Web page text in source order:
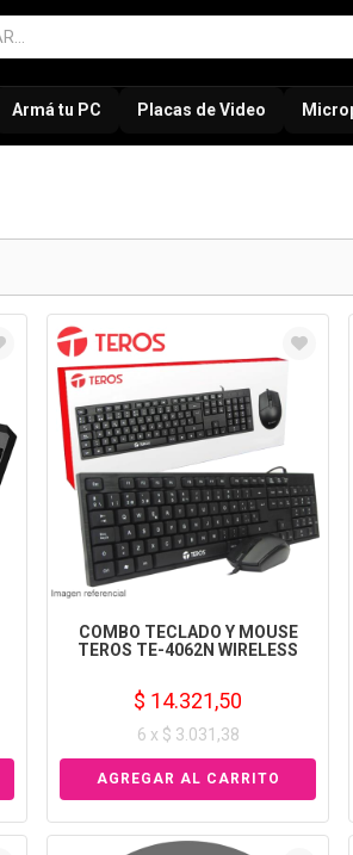
Armá tu PC Placas de Video
COMBO TECLADO Y MOUSE
TEROS TE-4062N WIRELESS
$ 14.321,50
6 x $ 3.031,38